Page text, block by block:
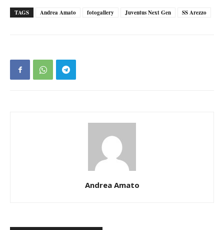
TAGS Andrea Amato fotogallery Juventus Next Gen SS Arezzo
Andrea Amato